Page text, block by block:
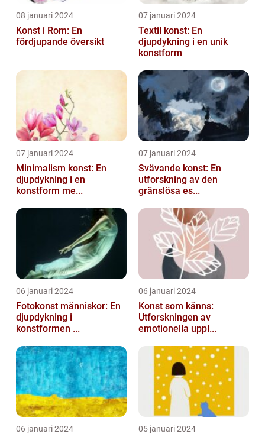
08 januari 2024
Konst i Rom: En
fördjupande översikt
07 januari 2024
Textil konst: En
djupdykning i en unik
konstform
07 januari 2024
Minimalism konst: En
djupdykning i en
konstform me...
07 januari 2024
Svävande konst: En
utforskning av den
gränslösa es...
06 januari 2024
Fotokonst människor: En
djupdykning i
konstformen ...
06 januari 2024
Konst som känns:
Utforskningen av
emotionella uppl...
06 januari 2024 05 januari 2024